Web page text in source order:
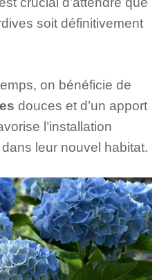
soit définitivement
on bénéficie de
douces et d’un apport
l’installation
leur nouvel habitat.